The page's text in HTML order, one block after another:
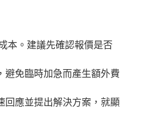
本。建議先確認報價是否
避免臨時加急而產生額外費
回應並提出解決方案，就顯